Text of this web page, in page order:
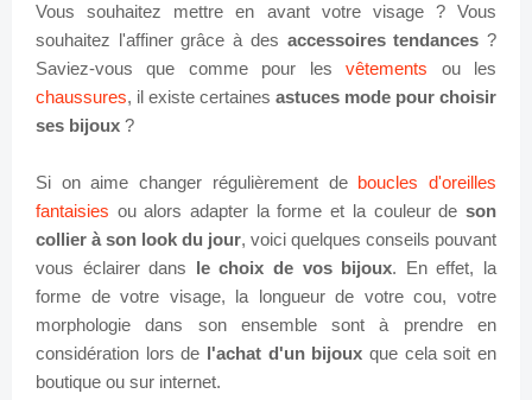
Vous souhaitez mettre en avant votre visage ? Vous
souhaitez l'affiner grâce à des accessoires tendances ?
Saviez-vous que comme pour lesvêtements ou les
chaussures, il existe certaines astuces mode pour choisir
ses bijoux ?
Si on aime changer régulièrement de boucles d'oreilles
fantaisies ou alors adapter la forme et la couleur de son
collier à son look du jour, voici quelques conseils pouvant
vous éclairer dans le choix de vos bijoux. En effet, la
forme de votre visage, la longueur de votre cou, votre
morphologie dans son ensemble sont à prendre en
considération lors de l'achat d'un bijoux que cela soit en
boutique ou sur internet.